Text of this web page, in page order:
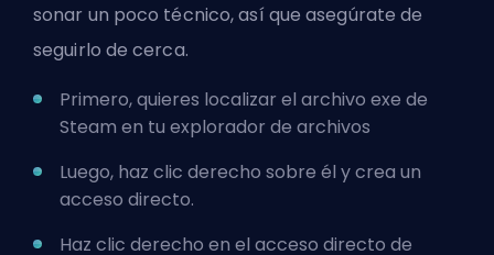
sonar un poco técnico, así que asegúrate de
seguirlo de cerca.
Primero, quieres localizar el archivo exe de
Steam en tu explorador de archivos
Luego, haz clic derecho sobre él y crea un
acceso directo.
Haz clic derecho en el acceso directo de